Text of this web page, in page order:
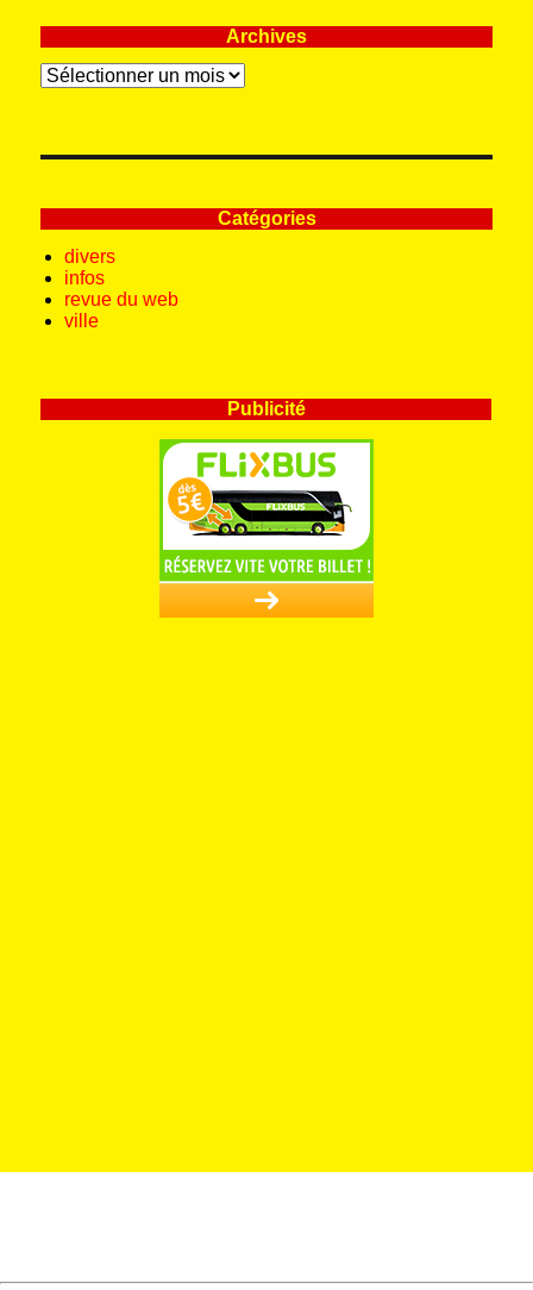
Archives
Archives
Catégories
divers
infos
revue du web
ville